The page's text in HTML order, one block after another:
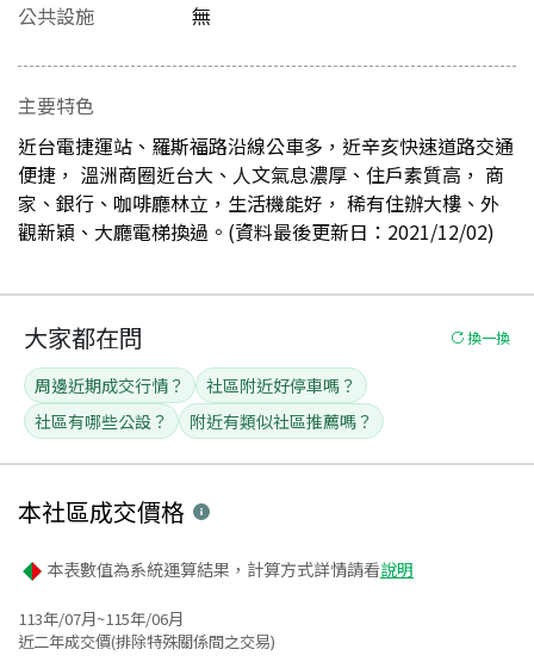
公共設施
無
主要特色
近台電捷運站、羅斯福路沿線公車多，近辛亥快速道路交通
便捷， 溫洲商圈近台大、人文氣息濃厚、住戶素質高， 商
家、銀行、咖啡廳林立，生活機能好， 稀有住辦大樓、外
觀新穎、大廳電梯換過。(資料最後更新日：2021/12/02)
大家都在問 換一換
周邊近期成交行情？
社區附近好停車嗎？
社區有哪些公設？
附近有類似社區推薦嗎？
本社區成交價格
本表數值為系統運算結果，計算方式詳情請看說明
113年/07月~115年/06月
近二年成交價(排除特殊關係間之交易)